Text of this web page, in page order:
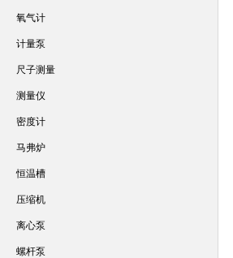
氧气计
计量泵
尺子测量
测量仪
密度计
马弗炉
恒温槽
压缩机
离心泵
螺杆泵